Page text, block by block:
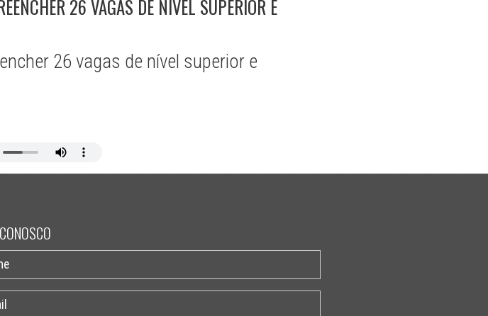
26 VAGAS DE NÍVEL SUPERIOR E
26 vagas de nível superior e